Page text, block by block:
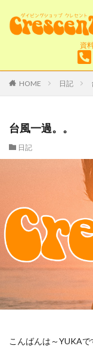
資
HOME 日記
台風一過。。
日記
こんばんは～YUKAで